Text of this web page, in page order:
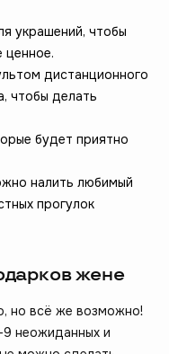
украшений, чтобы
ценное.
дистанционного
чтобы делать
будет приятно
налить любимый
прогулок
жене
но всё же возможно!
неожиданных и